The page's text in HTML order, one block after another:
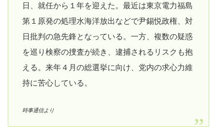
日、就任から１年を迎えた。最近は東京電力福島
第１原発の処理水海洋放出などで尹錫悦政権、対
日批判の急先鋒となっている。一方、複数の疑惑
を巡り検察の捜査が続き、逮捕されるリスクも抱
える。来年４月の総選挙に向け、党内の求心力維
持に苦心している。
時事通信より